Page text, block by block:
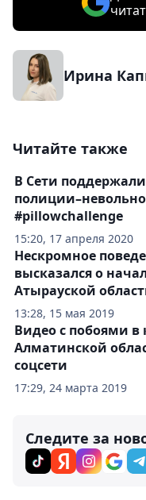
Ирина
Читайте также
15:20, 17 апреля 2020
В Сети
#pillowchallenge
13:28, 15 мая 2019
Нескромное
высказался о
Атырауской
17:29, 24 марта 2019
Видео с побоями в
Алматинской
соцсети
Следите за